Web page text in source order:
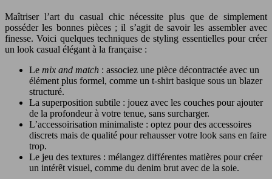
Maîtriser l’art du casual chic nécessite plus que de simplement
posséder les bonnes pièces ; il s’agit de savoir les assembler avec
finesse. Voici quelques techniques de styling essentielles pour créer
un look casual élégant à la française :
Le mix and match : associez une pièce décontractée avec un
élément plus formel, comme un t-shirt basique sous un blazer
structuré.
La superposition subtile : jouez avec les couches pour ajouter
de la profondeur à votre tenue, sans surcharger.
L’accessoirisation minimaliste : optez pour des accessoires
discrets mais de qualité pour rehausser votre look sans en faire
trop.
Le jeu des textures : mélangez différentes matières pour créer
un intérêt visuel, comme du denim brut avec de la soie.